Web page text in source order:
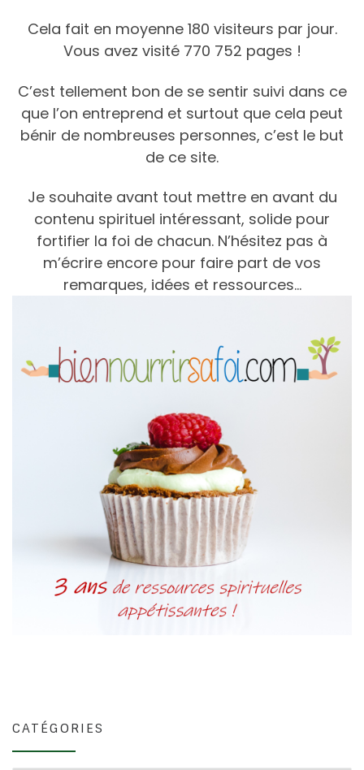
Cela fait en moyenne 180 visiteurs par jour.
Vous avez visité 770 752 pages !
C’est tellement bon de se sentir suivi dans ce
que l’on entreprend et surtout que cela peut
bénir de nombreuses personnes, c’est le but
de ce site.
Je souhaite avant tout mettre en avant du
contenu spirituel intéressant, solide pour
fortifier la foi de chacun. N’hésitez pas à
m’écrire encore pour faire part de vos
remarques, idées et ressources…
CATÉGORIES